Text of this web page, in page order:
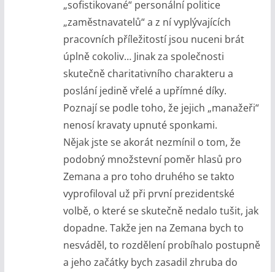
„sofistikované“ personální politice
„zaměstnavatelů“ a z ní vyplývajících
pracovních příležitostí jsou nuceni brát
úplně cokoliv… Jinak za společnosti
skutečně charitativního charakteru a
poslání jedině vřelé a upřímné díky.
Poznají se podle toho, že jejich „manažeři“
nenosí kravaty upnuté sponkami.
Nějak jste se akorát nezmínil o tom, že
podobný množstevní poměr hlasů pro
Zemana a pro toho druhého se takto
vyprofiloval už při první prezidentské
volbě, o které se skutečně nedalo tušit, jak
dopadne. Takže jen na Zemana bych to
nesváděl, to rozdělení probíhalo postupně
a jeho začátky bych zasadil zhruba do